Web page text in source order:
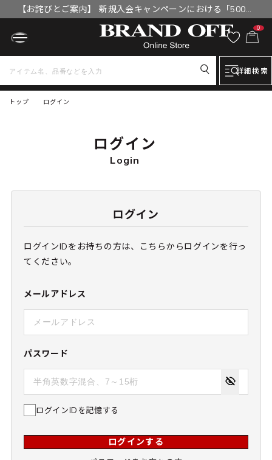
【お詫びとご案内】 新規入会キャンペーンにおける「500円
OFFクーポン」付与漏れと補填について
0
詳細検索
トップ ログイン
ログイン
Login
ログイン
ログインIDをお持ちの方は、こちらからログインを行っ
てください。
メールアドレス
パスワード
ログインIDを記憶する
ログインする